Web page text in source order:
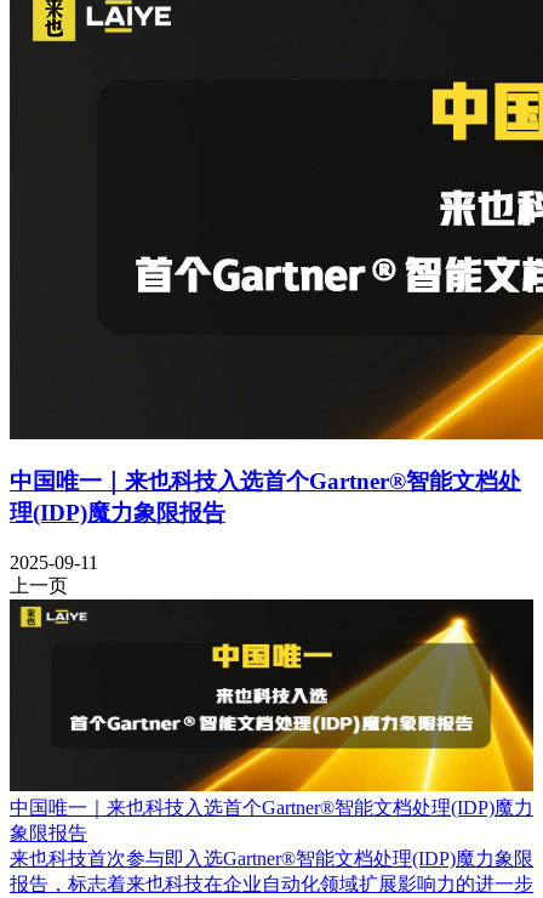
中国唯一｜来也科技入选首个Gartner®智能文档处
理(IDP)魔力象限报告
2025-09-11
上一页
中国唯一｜来也科技入选首个Gartner®智能文档处理(IDP)魔力
象限报告
来也科技首次参与即入选Gartner®智能文档处理(IDP)魔力象限
报告，标志着来也科技在企业自动化领域扩展影响力的进一步